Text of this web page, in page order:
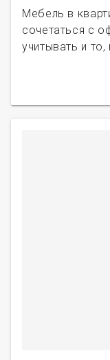
Мебель в
сочетаться с
учитывать и